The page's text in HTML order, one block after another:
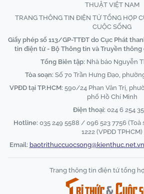
THUẬT VIỆT NAM
TRANG THÔNG TIN ĐIỆN TỬ TỔNG HỢP
CUỘC SỐNG
Giấy phép số 113/GP-TTĐT do Cục Phát
tin điện tử - Bộ Thông tin và Truyền
Tổng Biên tập: Nhà báo Nguyễn
Tòa soạn: Số 70 Trần Hưng Đạo,
VPĐD tại TP.HCM: 590/24 Phan Văn Trị,
phố Hồ Chí Minh
Điện thoại: 024 6 254
Hotline: 035 249 5588 / 096 523 7756 (Toà
1222 (VPĐD TPHCM)
Email: baotrithuccuocsong@kienthuc.net.vn
Trang thông tin điện tử tổng